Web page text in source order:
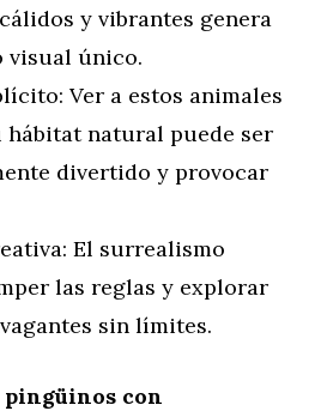
y vibrantes genera
visual único.
Ver a estos animales
hábitat natural puede ser
divertido y provocar
El surrealismo
las reglas y explorar
sin límites.
pingüinos con